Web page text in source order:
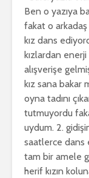
Ben o yazıya
fakat o
kız dans
kızlardan enerji
alışverişe
kız sana bakar
oyna tadını
tutmuyordu
uydum. 2.
saatlerce dans
tam bir amele
herif kızın